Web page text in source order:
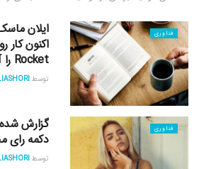
فناوری
Rocket را آغاز می کند
توسط
فناوری
گزارش
دکمه رای
توسط